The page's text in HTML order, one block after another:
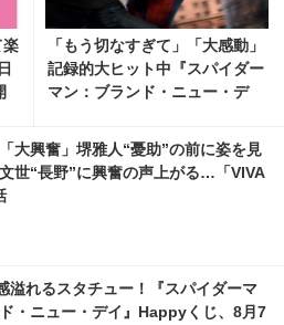
楽
「もう切なすぎて」「大感動」
記録的大ヒット中『スパイダー
マン：ブランド・ニュー・デ
「大興奮」堺雅人“憂助”の前に姿を見
世“長野”に興奮の声上がる…「VIVA
溢れるスタチュー！『スパイダーマ
・ニュー・デイ』Happyくじ、8月7